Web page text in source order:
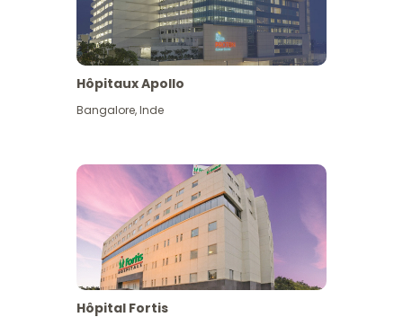
Hôpitaux Apollo
Bangalore,Inde
Hôpital Fortis